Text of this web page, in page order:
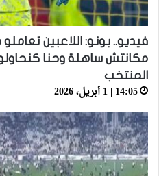
فيديو.. بونو: اللاعبين تعاملو
مكانتش ساهلة وحنا كنحاولوا
المنتخب
14:05 | 1 أبريل، 2026